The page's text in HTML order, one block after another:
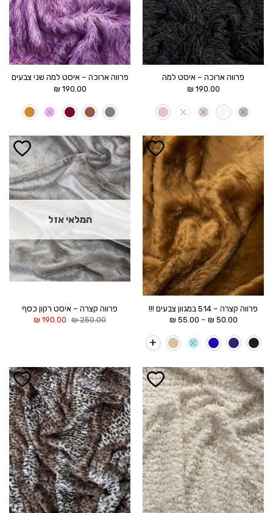
פרווה ארוכה – איסט למה
190.00
₪
פרווה ארוכה – איסט למה שני צבעים
190.00
₪
הוסף ל
WISHLIST
פרווה קצרה – 514 במגוון צבעים !!!
50.00
₪
–
55.00
₪
עד
⁦55.00 ₪⁩
הוסף ל
WISHLIST
המלאי אזל
פרווה קצרה – איסט רקון כסף
250.00
₪ המחיר
190.00
₪
הוסף ל
WISHLIST
הוסף ל
WISHLIST